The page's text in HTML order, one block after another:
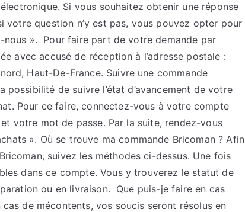
Si vous souhaitez obtenir une réponse
votre question n’y est pas, vous pouvez opter pour
». Pour faire part de votre demande par
avec accusé de réception à l’adresse postale :
Haut-De-France. Suivre une commande
de suivre l’état d’avancement de votre
Pour ce faire, connectez-vous à votre compte
votre mot de passe. Par la suite, rendez-vous
». Où se trouve ma commande Bricoman ? Afin
suivez les méthodes ci-dessus. Une fois
dans ce compte. Vous y trouverez le statut de
ou en livraison. Que puis-je faire en cas
de mécontents, vos soucis seront résolus en